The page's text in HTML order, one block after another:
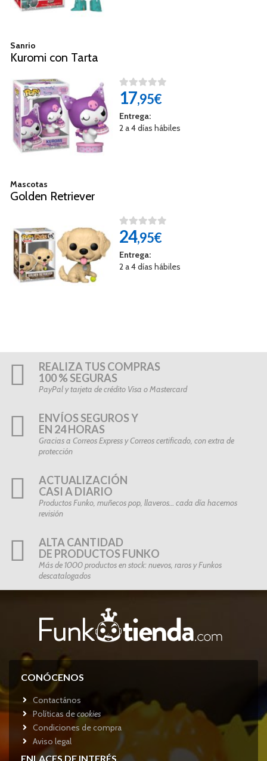
Sanrio
Kuromi con Tarta
17,95€
Entrega:
2 a 4 días hábiles
Mascotas
Golden Retriever
24,95€
Entrega:
2 a 4 días hábiles
REALIZA TUS COMPRAS
100 % SEGURAS
PayPal y tarjeta de crédito Visa o Mastercard
ENVÍOS SEGUROS Y
EN 24 HORAS
Gracias a Correos Express y Correos certificado, con extra de
protección
ACTUALIZACIÓN
CASI A DIARIO
Productos Funko, muñecos pop, llaveros… cada día hacemos
revisión
ALTA CANTIDAD
DE PRODUCTOS FUNKO
Más de 1000 productos en stock: nuevos, raros y Funkos
descatalogados
CONÓCENOS
Contactános
Políticas decookies
Condiciones de compra
Aviso legal
ENLACES DE INTERÉS